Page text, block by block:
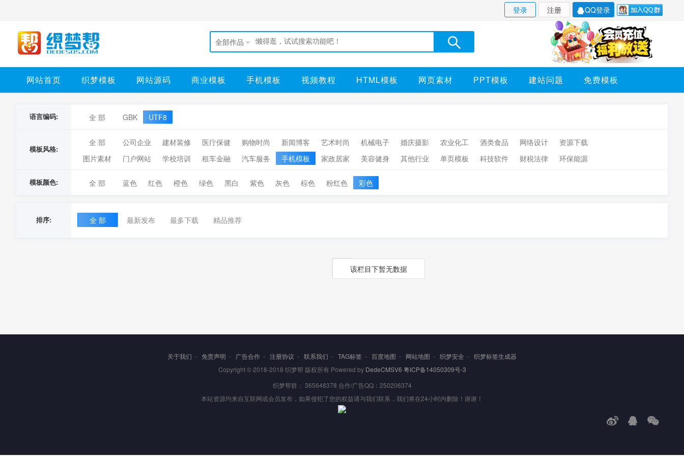
登录 注册 QQ登录
全部作品
网站首页 织梦模板 网站源码 商业模板 手机模板 视频教程 HTML模板 网页素材 PPT模板 建站问题 免费模板
语言编码: 全 部 GBK UTF8
模板风格:
全 部 公司企业 建材装修 医疔保健 购物时尚 新闻博客 艺术时尚 机械电子 婚庆摄影 农业化工 酒类食品 网络设计
资源下载
图片素材
门户网站 学校培训 租车金融 汽车服务 手机模板 家政居家 美容健身 其他行业 单页模板 科技软件 财税法律 环保能源
模板颜色: 全 部 蓝色 红色 橙色 绿色 黑白 紫色 灰色 棕色 粉红色 彩色
排序: 全 部 最新发布 最多下载 精品推荐
该栏目下暂无数据
关于我们 - 免责声明 - 广告合作 - 注册协议 - 联系我们 - TAG标签 - 百度地图 - 网站地图 - 织梦安全 - 织梦标签生成器
Copyright © 2018-2018 织梦帮 版权所有 Powered by DedeCMSV6 粤ICP备14050309号-3
织梦帮群： 365648378 合作/广告QQ：250206374
本站资源均来自互联网或会员发布，如果侵犯了您的权益请与我们联系，我们将在24小时内删除！谢谢！